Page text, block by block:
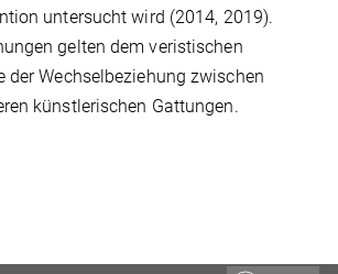
untersucht wird (2014, 2019).
gelten dem veristischen
der Wechselbeziehung zwischen
künstlerischen Gattungen.